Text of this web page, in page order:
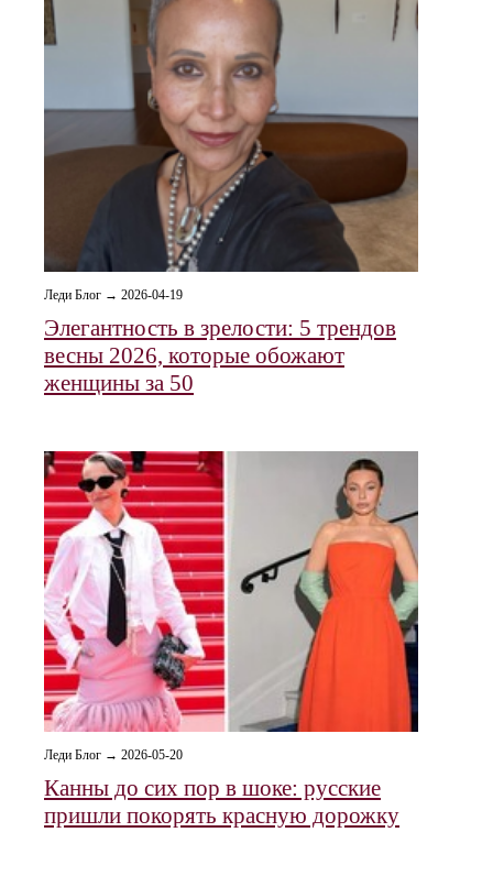
Леди Блог → 2026-04-19
Элегантность в зрелости: 5 трендов
весны 2026, которые обожают
женщины за 50
Леди Блог → 2026-05-20
Канны до сих пор в шоке: русские
пришли покорять красную дорожку